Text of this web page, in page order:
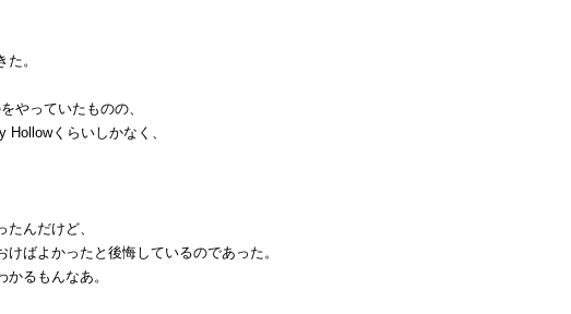
。
やっていたものの、
くらいしかなく、
んだけど、
ばよかったと後悔しているのであった。
るもんなあ。